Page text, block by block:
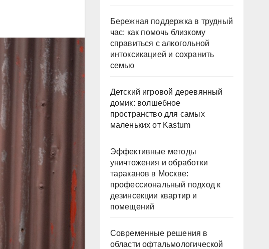
Бережная поддержка в трудный
час: как помочь близкому
справиться с алкогольной
интоксикацией и сохранить
семью
Детский игровой деревянный
домик: волшебное
пространство для самых
маленьких от Kastum
Эффективные методы
уничтожения и обработки
тараканов в Москве:
профессиональный подход к
дезинсекции квартир и
помещений
Современные решения в
области офтальмологической